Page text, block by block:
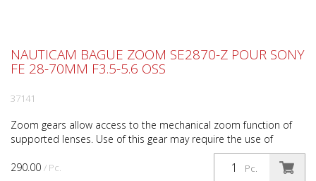
290.00 / Pc. Pc.
NAUTICAM BAGUE ZOOM SE2870-Z POUR SONY
FE 28-70MM F3.5-5.6 OSS
37141
Zoom gears allow access to the mechanical zoom function of
supported lenses. Use of this gear may require the use of
additional port extensions or adapters. Check the Por...